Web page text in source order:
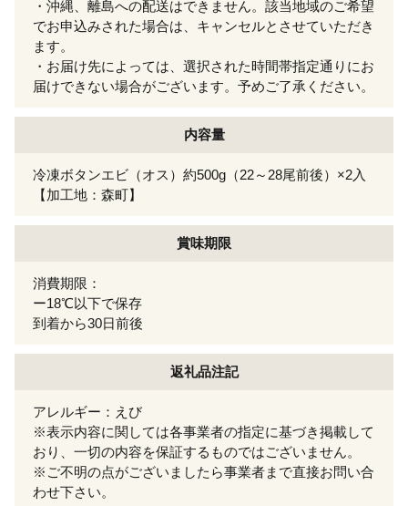
・沖縄、離島への配送はできません。該当地域のご希望
でお申込みされた場合は、キャンセルとさせていただき
ます。
・お届け先によっては、選択された時間帯指定通りにお
届けできない場合がございます。予めご了承ください。
内容量
冷凍ボタンエビ（オス）約500g（22～28尾前後）×2入
【加工地：森町】
賞味期限
消費期限：
ー18℃以下で保存
到着から30日前後
返礼品注記
アレルギー：えび
※表示内容に関しては各事業者の指定に基づき掲載して
おり、一切の内容を保証するものではございません。
※ご不明の点がございましたら事業者まで直接お問い合
わせ下さい。